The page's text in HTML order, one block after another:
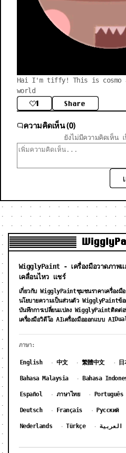
Hai I'm tiffy! This is cosmo
world
1 Share
ความคิดเห็น (0)
ยังไม่มีความคิดเห็น
WigglyPaint - เครื่องมือวาดภาพ
เคลื่อนไหว แชร์
เกี่ยวกับ WigglyPaintชุมชนราคาเครื่อง
นโยบายความเป็นส่วนตัว WigglyPaintข้อ
บันทึกการเปลี่ยนแปลง WigglyPaintติดต่
เครื่องมือวิดีโอ AIเครื่องมือออกแบบ AI
ภาษา:
English · 中文 · 繁體中文 ·
Bahasa Malaysia · Bahasa
Español · ภาษาไทย · Português
Deutsch · Français · Русский
Nederlands · Türkçe · العربية